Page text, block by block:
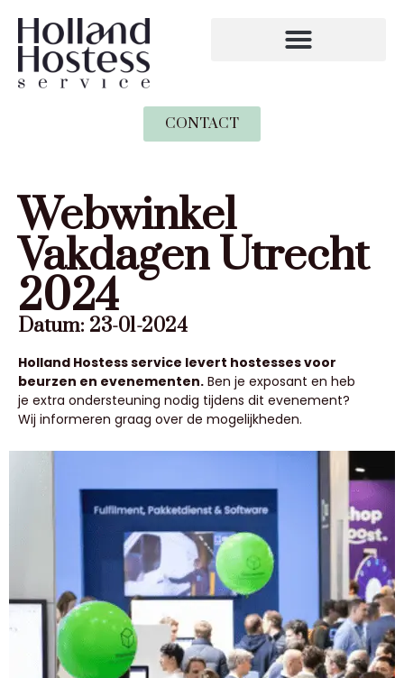
CONTACT
Webwinkel
Vakdagen Utrecht
2024
Datum: 23-01-2024
Holland Hostess service levert hostesses voor
beurzen en evenementen. Ben je exposant en heb
je extra ondersteuning nodig tijdens dit evenement?
Wij informeren graag over de mogelijkheden.